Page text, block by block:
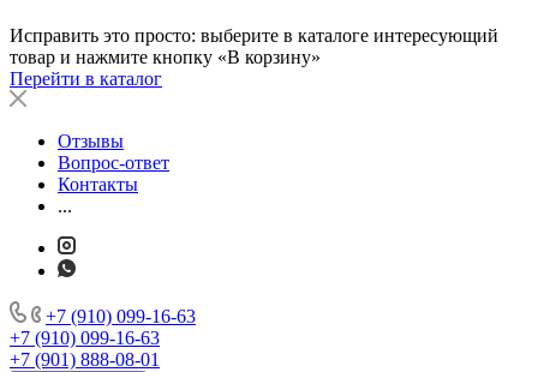
Исправить это просто: выберите в каталоге интересующий
товар и нажмите кнопку «В корзину»
Перейти в каталог
Отзывы
Вопрос-ответ
Контакты
...
+7 (910) 099-16-63
+7 (910) 099-16-63
+7 (901) 888-08-01